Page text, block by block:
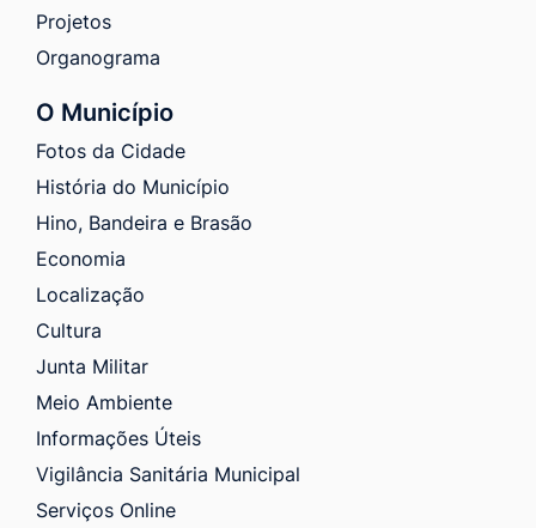
Projetos
Organograma
O Município
Fotos da Cidade
História do Município
Hino, Bandeira e Brasão
Economia
Localização
Cultura
Junta Militar
Meio Ambiente
Informações Úteis
Vigilância Sanitária Municipal
Serviços Online